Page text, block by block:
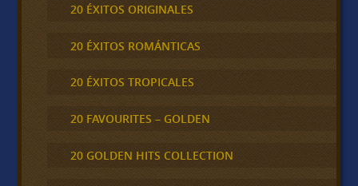
20 ÉXITOS ORIGINALES
20 ÉXITOS ROMÁNTICAS
20 ÉXITOS TROPICALES
20 FAVOURITES – GOLDEN
20 GOLDEN HITS COLLECTION